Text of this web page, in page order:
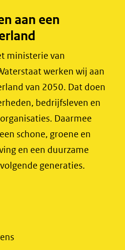
aan een
ministerie van
werken wij aan
van 2050. Dat doen
bedrijfsleven en
Daarmee
schone, groene en
en een duurzame
generaties.